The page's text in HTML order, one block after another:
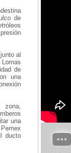
de
al
de
una
zona,
una
ducto